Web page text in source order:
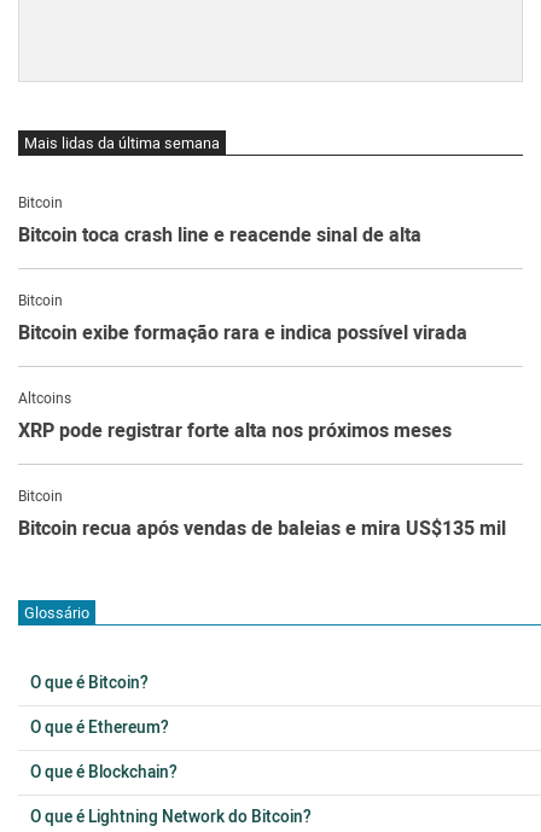
Mais lidas da última semana
Bitcoin
Bitcoin toca crash line e reacende sinal de alta
Bitcoin
Bitcoin exibe formação rara e indica possível virada
Altcoins
XRP pode registrar forte alta nos próximos meses
Bitcoin
Bitcoin recua após vendas de baleias e mira US$135 mil
Glossário
O que é Bitcoin?
O que é Ethereum?
O que é Blockchain?
O que é Lightning Network do Bitcoin?